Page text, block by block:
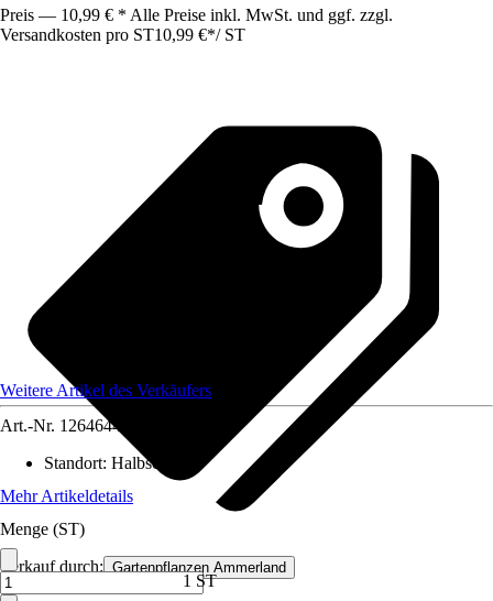
Preis — 10,99 € * Alle Preise inkl. MwSt. und ggf. zzgl.
Versandkosten pro ST10,99 €*/ ST
Verkauf durch: Gartenpflanzen Ammerland
Weitere Artikel des Verkäufers
Art.-Nr. 12646447
Standort: Halbschatten
Mehr Artikeldetails
Menge (ST)
1 ST